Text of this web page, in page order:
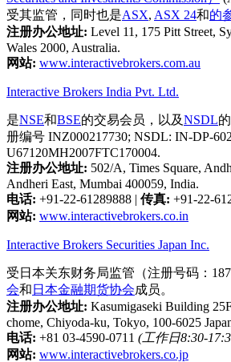
受其监管，同时也是ASX, ASX 24和的
注册办公地址: Level 11, 175 Pitt Street,
Wales 2000, Australia.
网站: www.interactivebrokers.com.au
Interactive Brokers India Pvt. Ltd.
是NSE和BSE的交易会员，以及NSDL
册编号 INZ000217730; NSDL: IN-DP-
U67120MH2007FTC170004.
注册办公地址: 502/A, Times Square,
Andheri East, Mumbai 400059, India.
电话: +91-22-61289888 | 传真: +91-22-
网站: www.interactivebrokers.co.in
Interactive Brokers Securities Japan Inc.
受日本关东财务局监管（注册号码：
会和 日本金融期货协会成员。
注册办公地址: Kasumigaseki Building
chome, Chiyoda-ku, Tokyo, 100-6025
电话: +81 03-4590-0711 (工作日8:30-
网站: www.interactivebrokers.co.jp